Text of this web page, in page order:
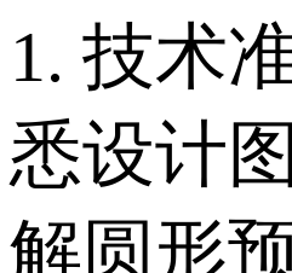
1. 技术
悉设计
解圆形